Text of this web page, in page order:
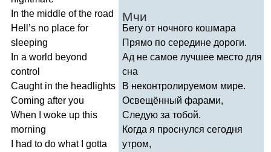
In the middle of the road
Hell ’s no place for
sleeping
In a world beyond
control
Caught in the headlights
Coming after you
When
woke up this
morning
had to do what
gotta
Мчи
Бегу от ночного кошмара
Прямо по середине дороги.
Ад не самое лучшее место для
сна
В неконтролируемом мире.
Освещённый фарами,
Следую за тобой.
Когда я проснулся сегодня
утром,